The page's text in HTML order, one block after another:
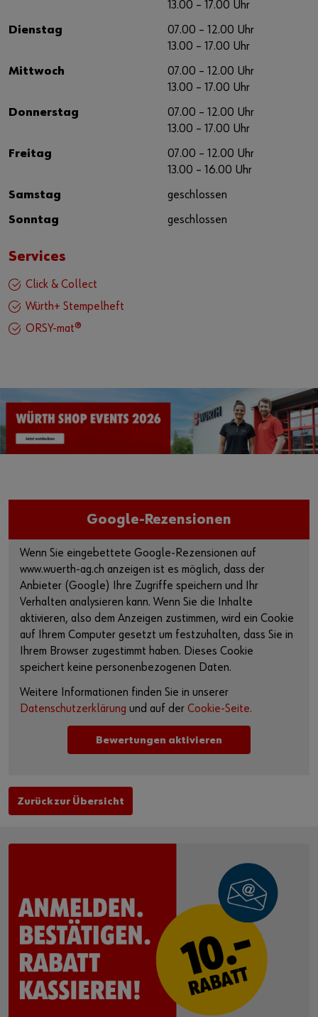
13.00 – 17.00 Uhr
Dienstag
07.00 – 12.00 Uhr
13.00 – 17.00 Uhr
Mittwoch
07.00 – 12.00 Uhr
13.00 – 17.00 Uhr
Donnerstag
07.00 – 12.00 Uhr
13.00 – 17.00 Uhr
Freitag
07.00 – 12.00 Uhr
13.00 – 16.00 Uhr
Samstag geschlossen
Sonntag geschlossen
Services
Click & Collect
Würth+ Stempelheft
ORSY-mat®
Google-Rezensionen
Wenn Sie eingebettete Google-Rezensionen auf
www.wuerth-ag.ch anzeigen ist es möglich, dass der
Anbieter (Google) Ihre Zugriffe speichern und Ihr
Verhalten analysieren kann. Wenn Sie die Inhalte
aktivieren, also dem Anzeigen zustimmen, wird ein Cookie
auf Ihrem Computer gesetzt um festzuhalten, dass Sie in
Ihrem Browser zugestimmt haben. Dieses Cookie
speichert keine personenbezogenen Daten.
Weitere Informationen finden Sie in unserer
Datenschutzerklärung und auf der Cookie-Seite.
Bewertungen aktivieren
Zurück zur Übersicht